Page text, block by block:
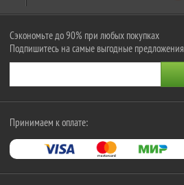
Сэкономьте до 90% при любых покупках
Подпишитесь на самые выгодные предложения
Принимаем к оплате: